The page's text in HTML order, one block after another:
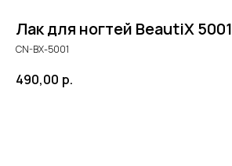
Лак для ногтей BeautiX 5001
CN-BX-5001
490,00 р.